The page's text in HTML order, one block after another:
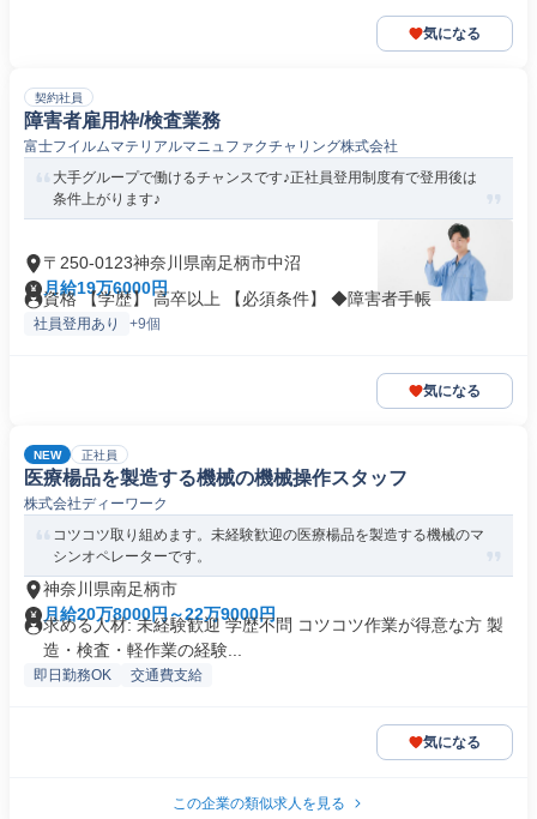
気になる
契約社員
障害者雇用枠/検査業務
富士フイルムマテリアルマニュファクチャリング株式会社
大手グループで働けるチャンスです♪正社員登用制度有で登用後は
条件上がります♪
〒250-0123神奈川県南足柄市中沼
月給19万6000円
資格 【学歴】 高卒以上 【必須条件】 ◆障害者手帳
社員登用あり +9個
気になる
NEW 正社員
医療楊品を製造する機械の機械操作スタッフ
株式会社ディーワーク
コツコツ取り組めます。未経験歓迎の医療楊品を製造する機械のマ
シンオペレーターです。
神奈川県南足柄市
月給20万8000円～22万9000円
求める人材: 未経験歓迎 学歴不問 コツコツ作業が得意な方 製
造・検査・軽作業の経験...
即日勤務OK 交通費支給
気になる
この企業の類似求人を見る